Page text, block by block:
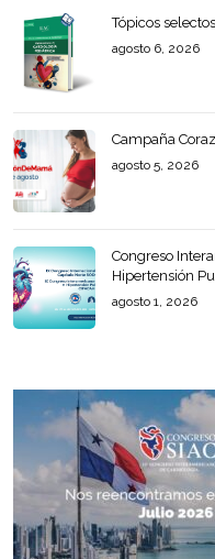
Tópicos
agosto 6, 2026
Campaña
agosto 5, 2026
Congreso
Hipertensión
agosto 1, 2026